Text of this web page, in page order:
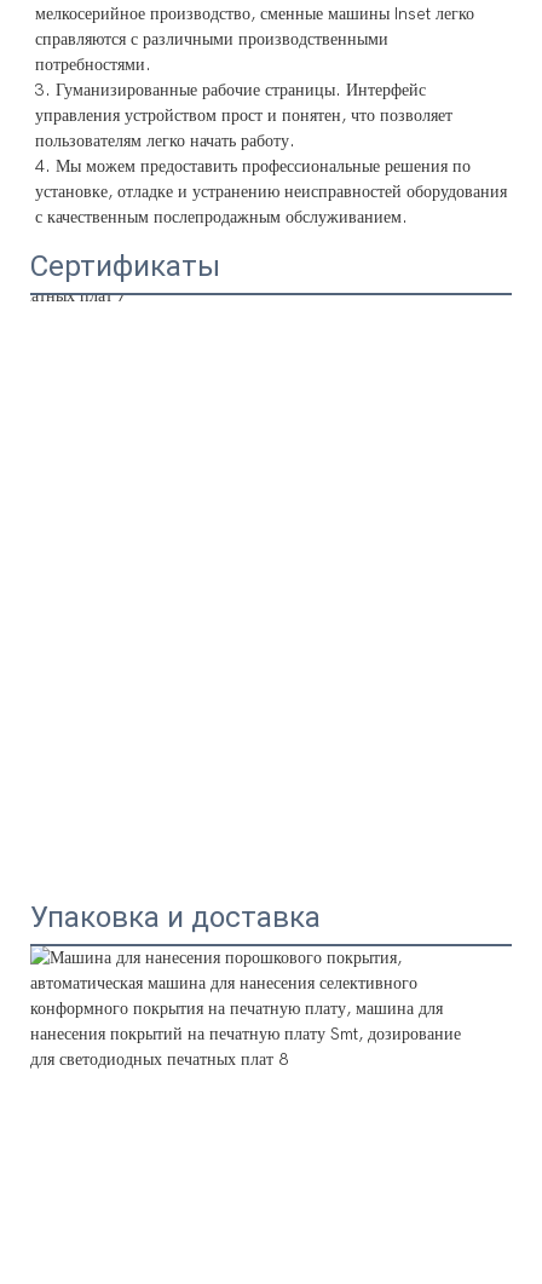
мелкосерийное производство, сменные машины Inset легко
справляются с различными производственными
потребностями.
3. Гуманизированные рабочие страницы. Интерфейс
управления устройством прост и понятен, что позволяет
пользователям легко начать работу.
4. Мы можем предоставить профессиональные решения по
установке, отладке и устранению неисправностей оборудования
Сертификаты
Упаковка и доставка